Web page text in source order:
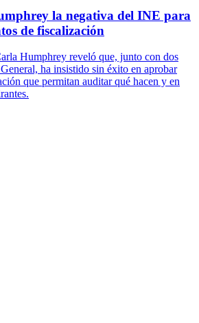
la negativa del INE para
de fiscalización
Humphrey reveló que, junto con dos
ha insistido sin éxito en aprobar
que permitan auditar qué hacen y en